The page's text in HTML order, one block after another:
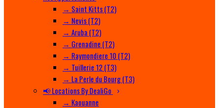
→ Saint Kitts (T2)
→ Nevis (T2)
→ Aruba (T2)
→ Grenadine (T2)
→ Raymondiere 10 (T2)
→ Tuillerie 12 (T3)
→ La Perle du Bourg (T3)
📢 Locations By DealiGo
→ Kaouanne